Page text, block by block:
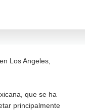
Los Angeles,
que se ha
principalmente